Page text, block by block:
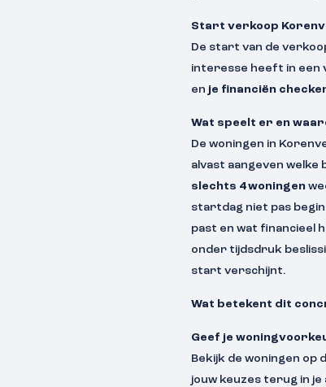
Start verkoop
De start van de
interesse heeft in een
en je financiën
Wat speelt er en
De woningen in
alvast aangeven
slechts 4 woningen
startdag niet pas
past en wat financieel
onder tijdsdruk
start verschijnt.
Wat betekent dit
Geef je
Bekijk de woningen op
jouw keuzes terug in